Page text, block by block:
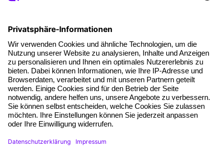
Führung im KI-Zeitalter: Wie Human-AI-Leadership Teams
stark macht
Operatives Personalmanagement: Aufgaben, Prozesse
und Grundlagen im Überblick
KI Texte menschlicher machen und unverwechselbar
bleiben
KI-Projekte zum Erfolg bringen